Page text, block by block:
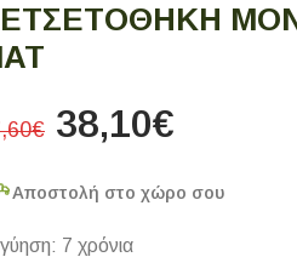
€ 38,10€
Αποστολή στο χώρο σου
7 χρόνια